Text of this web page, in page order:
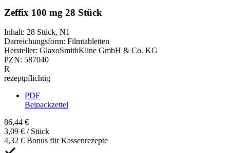
Zeffix 100 mg 28 Stück
Inhalt: 28 Stück, N1
Darreichungsform: Filmtabletten
Hersteller: GlaxoSmithKline GmbH & Co. KG
PZN: 587040
R
rezeptpflichtig
PDF
Beipackzettel
86,44 €
3,09 € / Stück
4,32 € Bonus für Kassenrezepte